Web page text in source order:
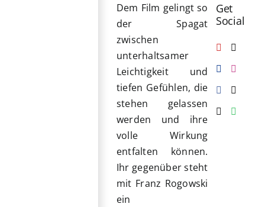
Dem Film gelingt so
der Spagat
zwischen
unterhaltsamer
Leichtigkeit und
tiefen Gefühlen, die
stehen gelassen
werden und ihre
volle Wirkung
entfalten können.
Ihr gegenüber steht
mit Franz Rogowski
ein
Get
Social